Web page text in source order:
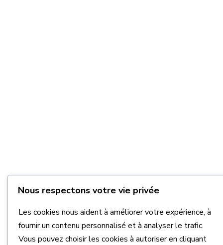
Nous respectons votre vie privée
Les cookies nous aident à améliorer votre expérience, à
fournir un contenu personnalisé et à analyser le trafic.
Vous pouvez choisir les cookies à autoriser en cliquant